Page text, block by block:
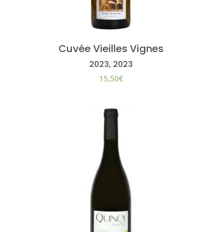
Cuvée Vieilles Vignes
2023, 2023
15,50€